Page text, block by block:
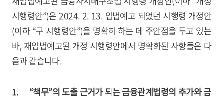
시행령안”)은 2024. 2. 13. 입법예고 되었던 시행령 개정안
(이하 “구 시행령안”)을 명확히 하는 데 주안점을 두고 있는
바, 재입법예고된 개정 시행령안에서 명확화된 사항들은 다
음과 같습니다.
1.
“책무”의 도출 근거가 되는 금융관계법령의 추가와 금